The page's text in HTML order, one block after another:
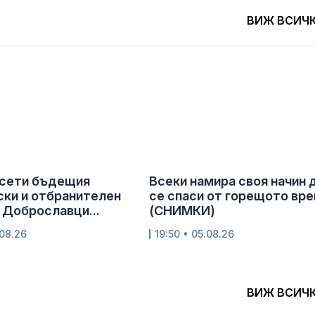
ВИЖ
бъдещия
и отбранителен
Доброславци...
Всеки намира своя начин
се спаси от горещото
(СНИМКИ)
19:50 • 05.08.26
ВИЖ